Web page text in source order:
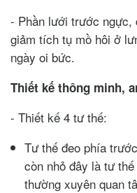
- Phần lưới trước ngực,
giảm tích tụ mồ hôi ở
ngày oi bức.
Thiết kế thông minh,
- Thiết kế 4 tư thế:
Tư thế đeo phía
còn nhỏ đây là tư
thường xuyên quan